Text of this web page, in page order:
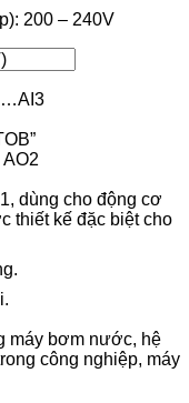
200 – 240V
dùng cho động cơ
thiết kế đặc biệt cho
máy bơm nước, hệ
công nghiệp, máy